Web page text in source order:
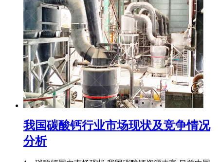
我国碳酸钙行业市场现状及竞争情况
分析